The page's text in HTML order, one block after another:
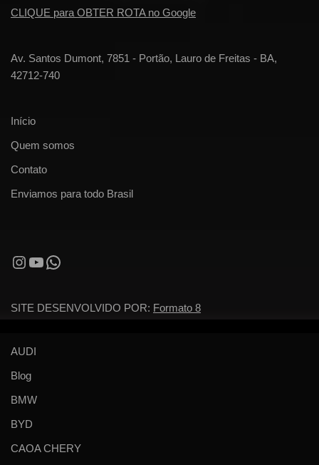
CLIQUE para OBTER ROTA no Google
Av. Santos Dumont, 7851 - Portão, Lauro de Freitas - BA,
42712-740
Início
Quem somos
Contato
Enviamos para todo Brasil
SITE DESENVOLVIDO POR: Formato 8
AUDI
Blog
BMW
BYD
CAOA CHERY